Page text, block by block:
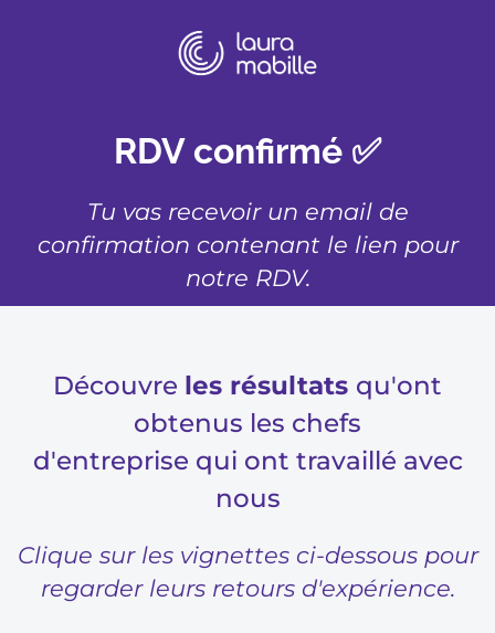
RDV confirmé ✅
Tu vas recevoir un email de
confirmation contenant le lien pour
notre RDV.
Découvre les résultats qu'ont
obtenus les chefs
d'entreprise qui ont travaillé avec
nous
Clique sur les vignettes ci-dessous pour
regarder leurs retours d'expérience.